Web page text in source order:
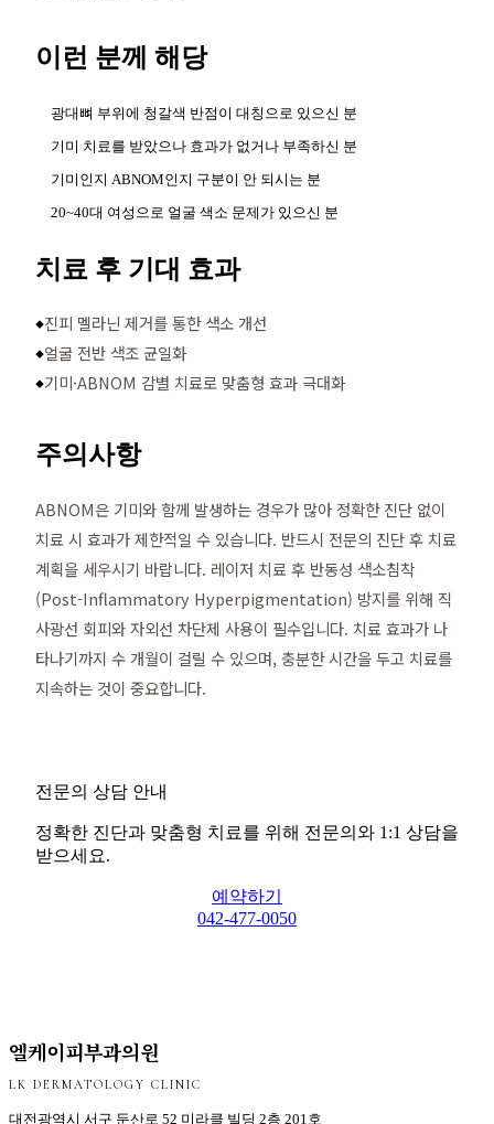
이런 분께 해당
광대뼈 부위에 청갈색 반점이 대칭으로 있으신 분
기미 치료를 받았으나 효과가 없거나 부족하신 분
기미인지 ABNOM인지 구분이 안 되시는 분
20~40대 여성으로 얼굴 색소 문제가 있으신 분
치료 후 기대 효과
◆진피 멜라닌 제거를 통한 색소 개선
◆얼굴 전반 색조 균일화
◆기미·ABNOM 감별 치료로 맞춤형 효과 극대화
주의사항
ABNOM은 기미와 함께 발생하는 경우가 많아 정확한 진단 없이
치료 시 효과가 제한적일 수 있습니다. 반드시 전문의 진단 후 치료
계획을 세우시기 바랍니다. 레이저 치료 후 반동성 색소침착
(Post-Inflammatory Hyperpigmentation) 방지를 위해 직
사광선 회피와 자외선 차단제 사용이 필수입니다. 치료 효과가 나
타나기까지 수 개월이 걸릴 수 있으며, 충분한 시간을 두고 치료를
지속하는 것이 중요합니다.
전문의 상담 안내
정확한 진단과 맞춤형 치료를 위해 전문의와 1:1 상담을
받으세요.
예약하기
042-477-0050
엘케이피부과의원
LK DERMATOLOGY CLINIC
대전광역시 서구 둔산로 52 미라클 빌딩 2층 201호